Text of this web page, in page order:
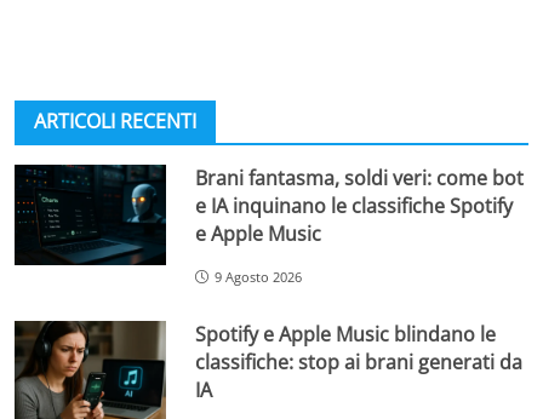
ARTICOLI RECENTI
Brani fantasma, soldi veri: come bot
e IA inquinano le classifiche Spotify
e Apple Music
9 Agosto 2026
Spotify e Apple Music blindano le
classifiche: stop ai brani generati da
IA